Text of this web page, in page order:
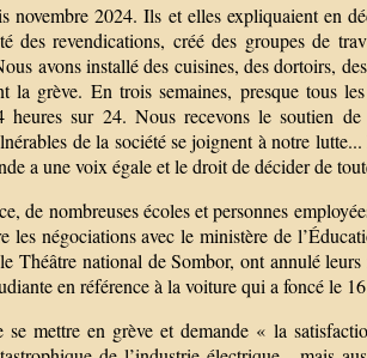
novembre 2024. Ils et elles expliquaient en
des revendications, créé des groupes de
avons installé des cuisines, des dortoirs,
la grève. En trois semaines, presque tous
heures sur 24. Nous recevons le soutien
de la société se joignent à notre
a une voix égale et le droit de décider de
de nombreuses écoles et personnes
négociations avec le ministère de
Théâtre national de Sombor, ont annulé
en référence à la voiture qui a foncé le
mettre en grève et demande « la